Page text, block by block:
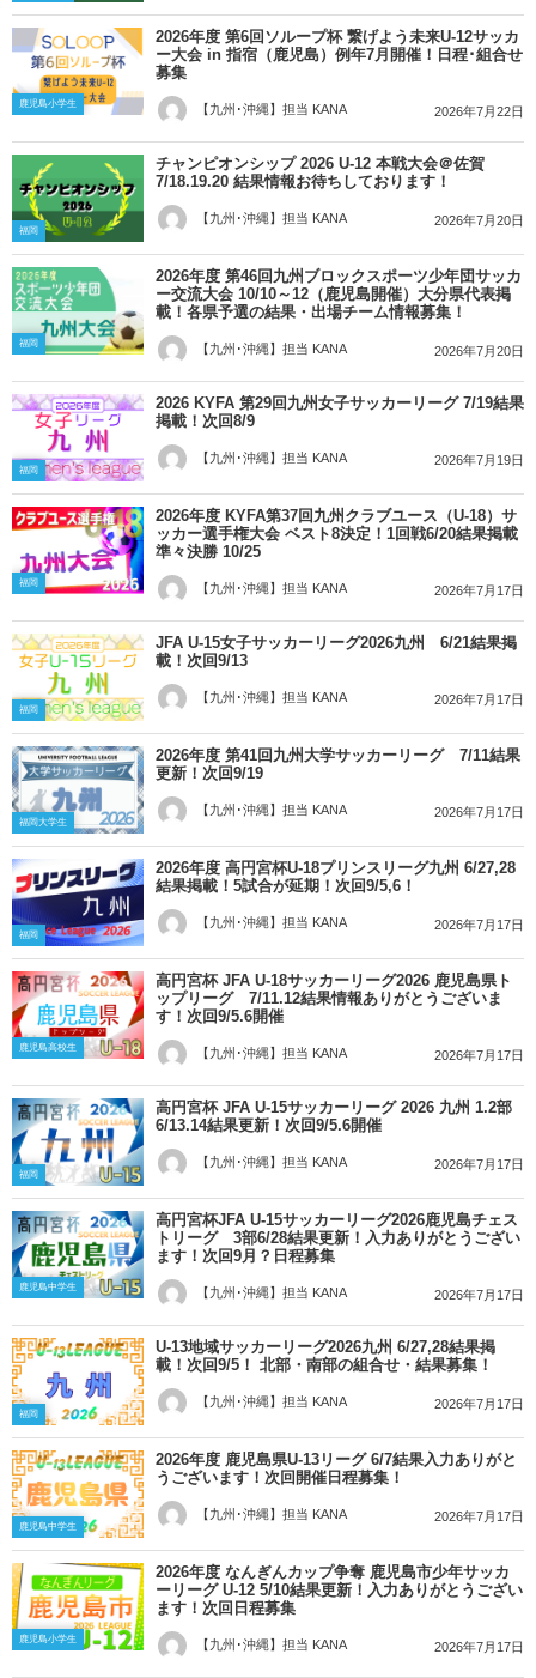
鹿児島小学生
2026年度 第6回ソループ杯 繋げよう未来U-12サッカ
ー大会 in 指宿（鹿児島）例年7月開催！日程･組合せ
募集
【九州･沖縄】担当 KANA 2026年7月22日
福岡
チャンピオンシップ 2026 U-12 本戦大会＠佐賀
7/18.19.20 結果情報お待ちしております！
【九州･沖縄】担当 KANA 2026年7月20日
福岡
2026年度 第46回九州ブロックスポーツ少年団サッカ
ー交流大会 10/10～12（鹿児島開催）大分県代表掲
載！各県予選の結果・出場チーム情報募集！
【九州･沖縄】担当 KANA 2026年7月20日
福岡
2026 KYFA 第29回九州女子サッカーリーグ 7/19結果
掲載！次回8/9
【九州･沖縄】担当 KANA 2026年7月19日
福岡
2026年度 KYFA第37回九州クラブユース（U-18）サ
ッカー選手権大会 ベスト8決定！1回戦6/20結果掲載
準々決勝 10/25
【九州･沖縄】担当 KANA 2026年7月17日
福岡
JFA U-15女子サッカーリーグ2026九州 6/21結果掲
載！次回9/13
【九州･沖縄】担当 KANA 2026年7月17日
福岡大学生
2026年度 第41回九州大学サッカーリーグ 7/11結果
更新！次回9/19
【九州･沖縄】担当 KANA 2026年7月17日
福岡
2026年度 高円宮杯U-18プリンスリーグ九州 6/27,28
結果掲載！5試合が延期！次回9/5,6！
【九州･沖縄】担当 KANA 2026年7月17日
鹿児島高校生
高円宮杯 JFA U-18サッカーリーグ2026 鹿児島県ト
ップリーグ 7/11.12結果情報ありがとうございま
す！次回9/5.6開催
【九州･沖縄】担当 KANA 2026年7月17日
福岡
高円宮杯 JFA U-15サッカーリーグ 2026 九州 1.2部
6/13.14結果更新！次回9/5.6開催
【九州･沖縄】担当 KANA 2026年7月17日
鹿児島中学生
高円宮杯JFA U-15サッカーリーグ2026鹿児島チェス
トリーグ 3部6/28結果更新！入力ありがとうござい
ます！次回9月？日程募集
【九州･沖縄】担当 KANA 2026年7月17日
福岡
U-13地域サッカーリーグ2026九州 6/27,28結果掲
載！次回9/5！ 北部・南部の組合せ・結果募集！
【九州･沖縄】担当 KANA 2026年7月17日
鹿児島中学生
2026年度 鹿児島県U-13リーグ 6/7結果入力ありがと
うございます！次回開催日程募集！
【九州･沖縄】担当 KANA 2026年7月17日
鹿児島小学生
2026年度 なんぎんカップ争奪 鹿児島市少年サッカ
ーリーグ U-12 5/10結果更新！入力ありがとうござい
ます！次回日程募集
【九州･沖縄】担当 KANA 2026年7月17日